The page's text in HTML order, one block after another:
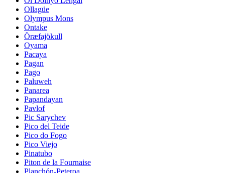
Ollagüe
Olympus Mons
Ontake
Öræfajökull
Oyama
Pacaya
Pagan
Pago
Paluweh
Panarea
Papandayan
Pavlof
Pic Sarychev
Pico del Teide
Pico do Fogo
Pico Viejo
Pinatubo
Piton de la Fournaise